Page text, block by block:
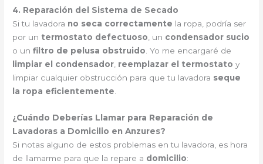
4. Reparación del Sistema de Secado
Si tu lavadora no seca correctamente la ropa, podría ser
por un termostato defectuoso, un condensador sucio
o unfiltro de pelusa obstruido. Yo me encargaré de
limpiar el condensador, reemplazar el termostato y
limpiar cualquier obstrucción para que tu lavadora seque
la ropa eficientemente.
¿Cuándo Deberías Llamar para Reparación de
Lavadoras a Domicilio en Anzures?
Si notas alguno de estos problemas en tu lavadora, es hora
de llamarme para que la repare a domicilio: